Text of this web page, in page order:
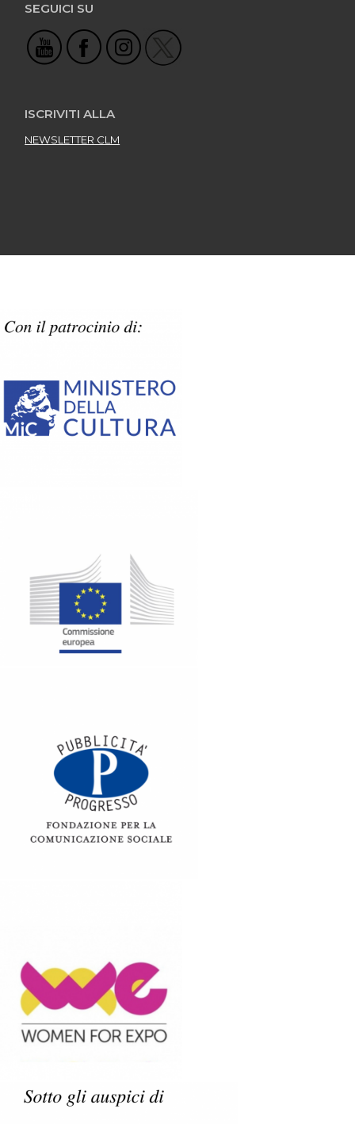
SEGUICI SU
ISCRIVITI ALLA
NEWSLETTER CLM